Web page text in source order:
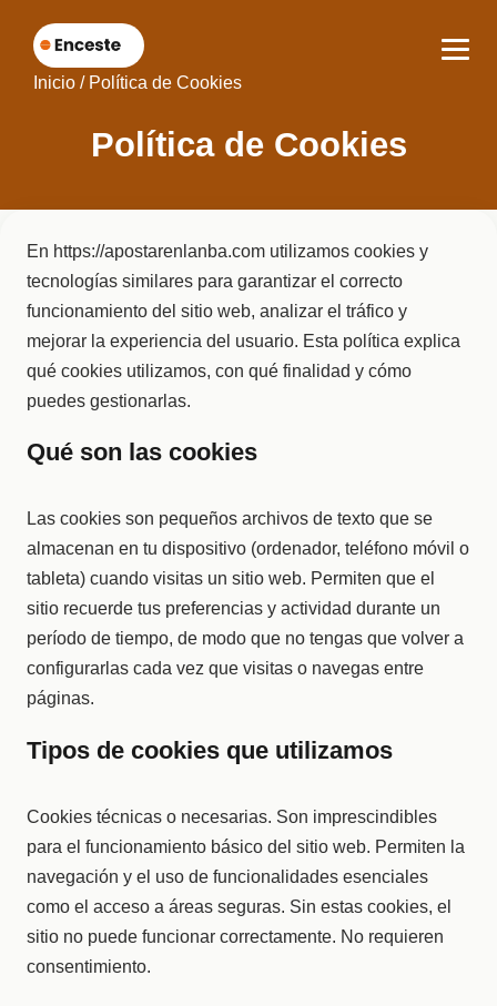
Inicio / Política de Cookies
Política de Cookies
En https://apostarenlanba.com utilizamos cookies y
tecnologías similares para garantizar el correcto
funcionamiento del sitio web, analizar el tráfico y
mejorar la experiencia del usuario. Esta política explica
qué cookies utilizamos, con qué finalidad y cómo
puedes gestionarlas.
Qué son las cookies
Las cookies son pequeños archivos de texto que se
almacenan en tu dispositivo (ordenador, teléfono móvil o
tableta) cuando visitas un sitio web. Permiten que el
sitio recuerde tus preferencias y actividad durante un
período de tiempo, de modo que no tengas que volver a
configurarlas cada vez que visitas o navegas entre
páginas.
Tipos de cookies que utilizamos
Cookies técnicas o necesarias. Son imprescindibles
para el funcionamiento básico del sitio web. Permiten la
navegación y el uso de funcionalidades esenciales
como el acceso a áreas seguras. Sin estas cookies, el
sitio no puede funcionar correctamente. No requieren
consentimiento.